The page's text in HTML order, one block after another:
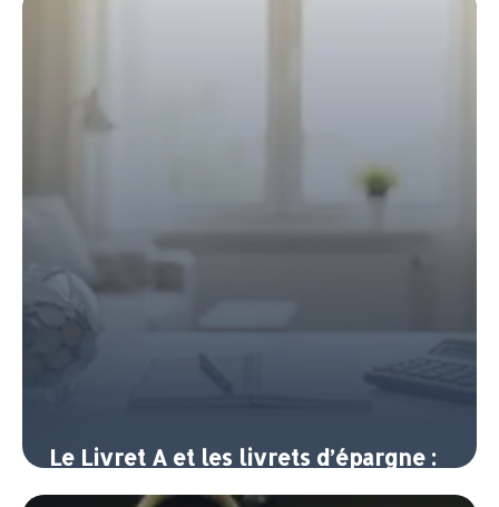
Le Livret A et les livrets d’épargne :
où placer son argent sans risque